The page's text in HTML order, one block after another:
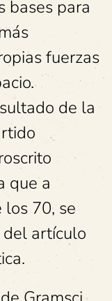
bases para
fuerzas
de la
que a
los 70, se
artículo